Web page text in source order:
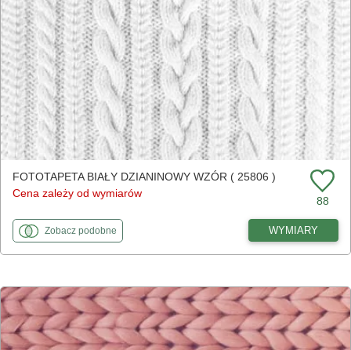
FOTOTAPETA BIAŁY DZIANINOWY WZÓR ( 25806 )
Cena zależy od wymiarów
88
Zobaczfototapety
podobnedo Biały dzianinowy wzór WYMIARY